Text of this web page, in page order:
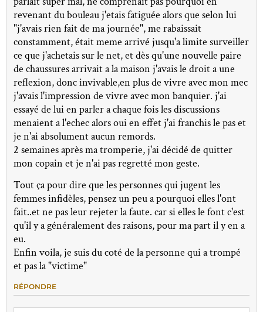
revenant du bouleau j'etais fatiguée alors que selon lui
"j'avais rien fait de ma journée", me rabaissait
constamment, était meme arrivé jusqu'a limite surveiller
ce que j'achetais sur le net, et dès qu'une nouvelle paire
de chaussures arrivait a la maison j'avais le droit a une
reflexion, donc invivable,en plus de vivre avec mon mec
j'avais l'impression de vivre avec mon banquier. j'ai
essayé de lui en parler a chaque fois les discussions
menaient a l'echec alors oui en effet j'ai franchis le pas et
je n'ai absolument aucun remords.
2 semaines après ma tromperie, j'ai décidé de quitter
mon copain et je n'ai pas regretté mon geste.
Tout ça pour dire que les personnes qui jugent les
femmes infidèles, pensez un peu a pourquoi elles l'ont
fait..et ne pas leur rejeter la faute. car si elles le font c'est
qu'il y a généralement des raisons, pour ma part il y en a
eu.
Enfin voila, je suis du coté de la personne qui a trompé
et pas la "victime"
RÉPONDRE